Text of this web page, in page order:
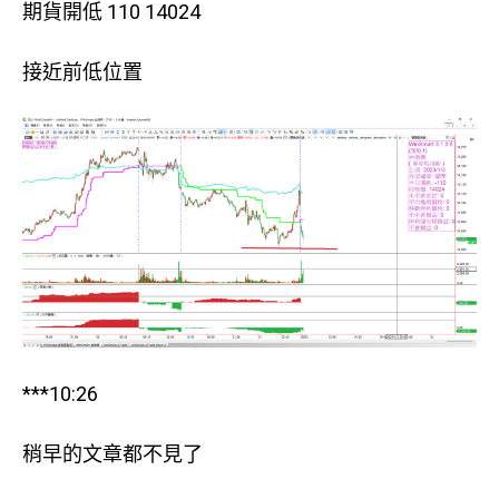
期貨開低 110 14024
接近前低位置
***10:26
稍早的文章都不見了